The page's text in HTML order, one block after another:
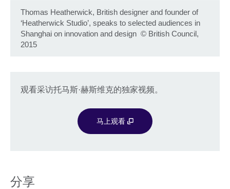
Thomas Heatherwick, British designer and founder of
‘Heatherwick Studio’, speaks to selected audiences in
Shanghai on innovation and design © British Council,
2015
观看采访托马斯·赫斯维克的独家视频。
马上观看
分享